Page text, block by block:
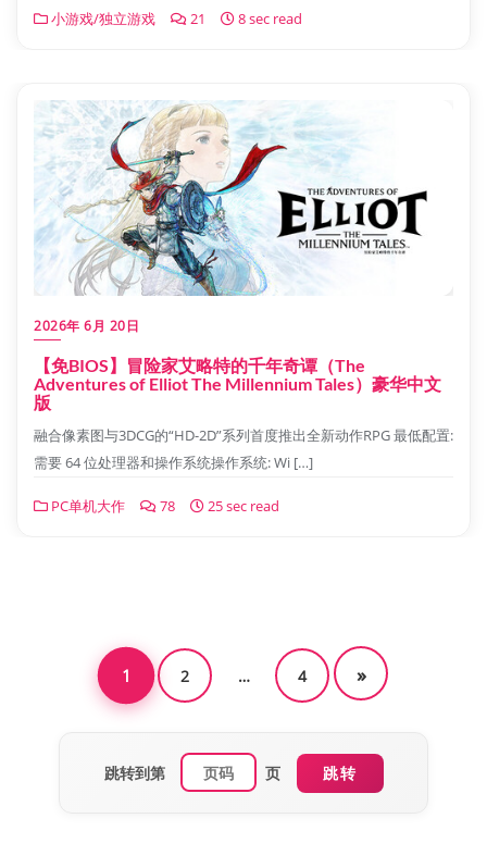
小游戏/独立游戏 21 8 sec read
2026年 6月 20日
【免BIOS】冒险家艾略特的千年奇谭（The
Adventures of Elliot The Millennium Tales）豪华中文
版
融合像素图与3DCG的“HD-2D”系列首度推出全新动作RPG 最低配置:
需要 64 位处理器和操作系统操作系统: Wi […]
PC单机大作 78 25 sec read
章
1 2 … 4 »
跳转到第 页 跳转